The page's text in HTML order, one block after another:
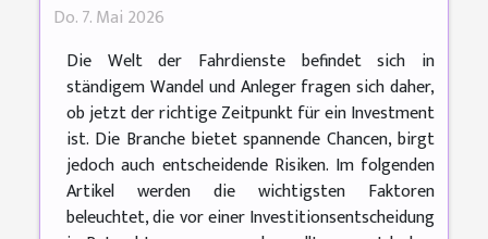
Do. 7. Mai 2026
Die Welt der Fahrdienste befindet sich in
ständigem Wandel und Anleger fragen sich daher,
ob jetzt der richtige Zeitpunkt für ein Investment
ist. Die Branche bietet spannende Chancen, birgt
jedoch auch entscheidende Risiken. Im folgenden
Artikel werden die wichtigsten Faktoren
beleuchtet, die vor einer Investitionsentscheidung